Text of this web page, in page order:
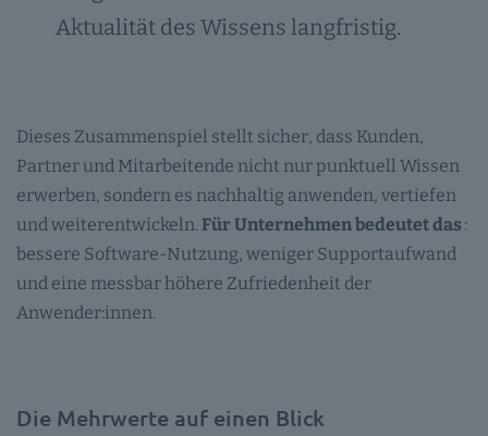
Aktualität des Wissens langfristig.
Dieses Zusammenspiel stellt sicher, dass Kunden,
Partner und Mitarbeitende nicht nur punktuell Wissen
erwerben, sondern es nachhaltig anwenden, vertiefen
und weiterentwickeln.Für Unternehmen bedeutet das :
bessere Software-Nutzung, weniger Supportaufwand
und eine messbar höhere Zufriedenheit der
Anwender:innen.
Die Mehrwerte auf einen Blick